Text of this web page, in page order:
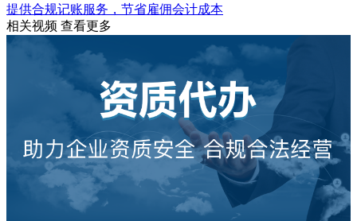
提供合规记账服务，节省雇佣会计成本
相关视频 查看更多